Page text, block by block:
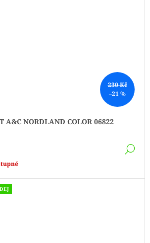
230 Kč
–21 %
A&C NORDLAND COLOR 06822